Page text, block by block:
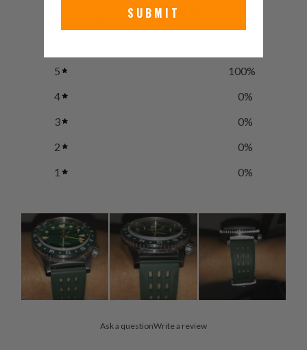
5 / 52 reviews
5 100%
4
0%
3
0%
2
0%
1
0%
Ask a questionWrite a review
SUBMIT